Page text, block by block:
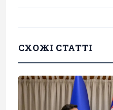
СХОЖІ СТАТТІ